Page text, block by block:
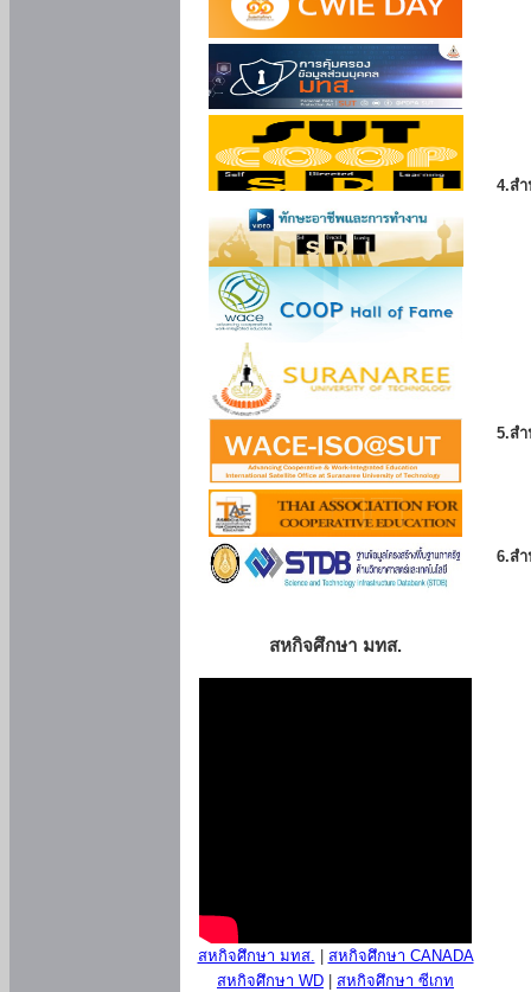
สหกิจศึกษา มทส.
สหกิจศึกษา มทส.
สหกิจศึกษา CANADA
สหกิจศึกษา WD
สหกิจศึกษา ซีเกท
4.ส
5.ส
6.ส